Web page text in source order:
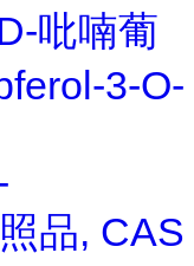
吡喃葡
3-O-
品, CAS